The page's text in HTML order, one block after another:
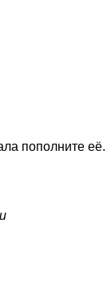
пополните её.